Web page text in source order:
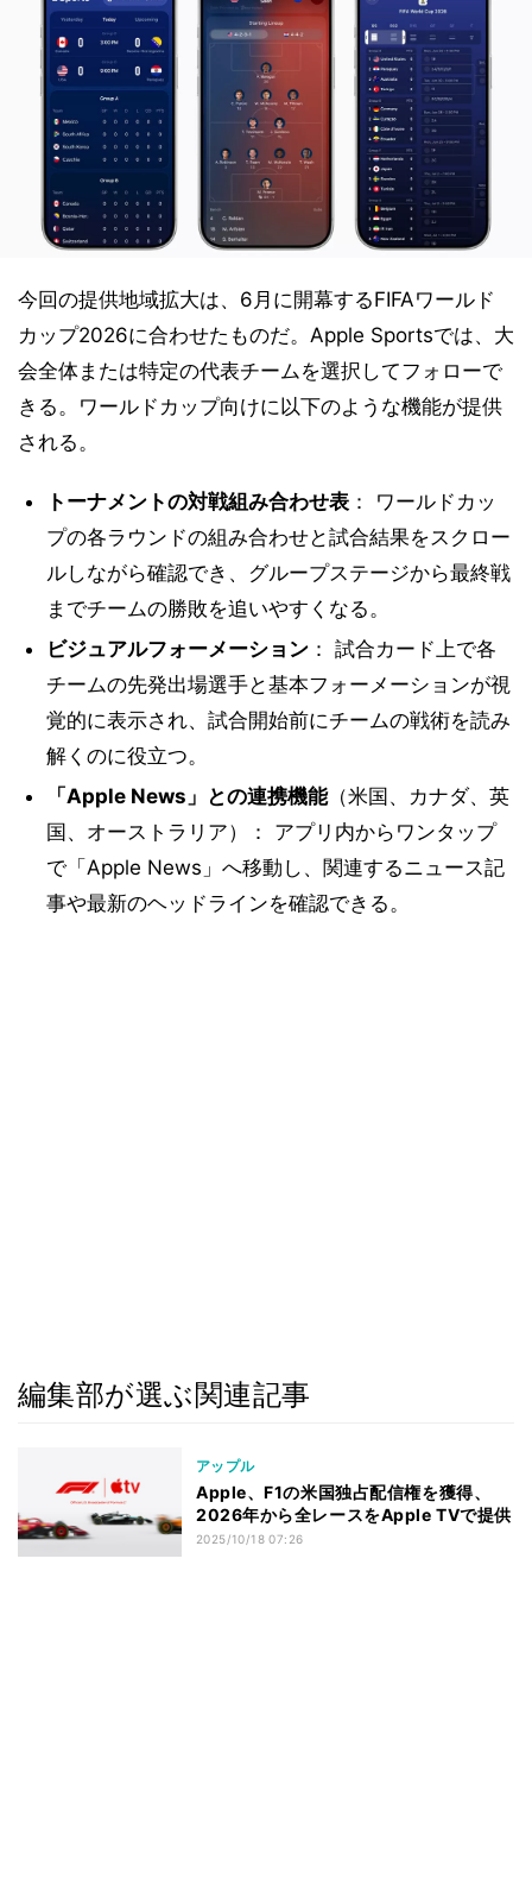
今回の提供地域拡大は、6月に開幕するFIFAワールド
カップ2026に合わせたものだ。Apple Sportsでは、大
会全体または特定の代表チームを選択してフォローで
きる。ワールドカップ向けに以下のような機能が提供
される。
トーナメントの対戦組み合わせ表： ワールドカッ
プの各ラウンドの組み合わせと試合結果をスクロー
ルしながら確認でき、グループステージから最終戦
までチームの勝敗を追いやすくなる。
ビジュアルフォーメーション： 試合カード上で各
チームの先発出場選手と基本フォーメーションが視
覚的に表示され、試合開始前にチームの戦術を読み
解くのに役立つ。
「Apple News」との連携機能（米国、カナダ、英
国、オーストラリア）： アプリ内からワンタップ
で「Apple News」へ移動し、関連するニュース記
事や最新のヘッドラインを確認できる。
編集部が選ぶ関連記事
アップル
Apple、F1の米国独占配信権を獲得、
2026年から全レースをApple TVで提供
2025/10/18 07:26